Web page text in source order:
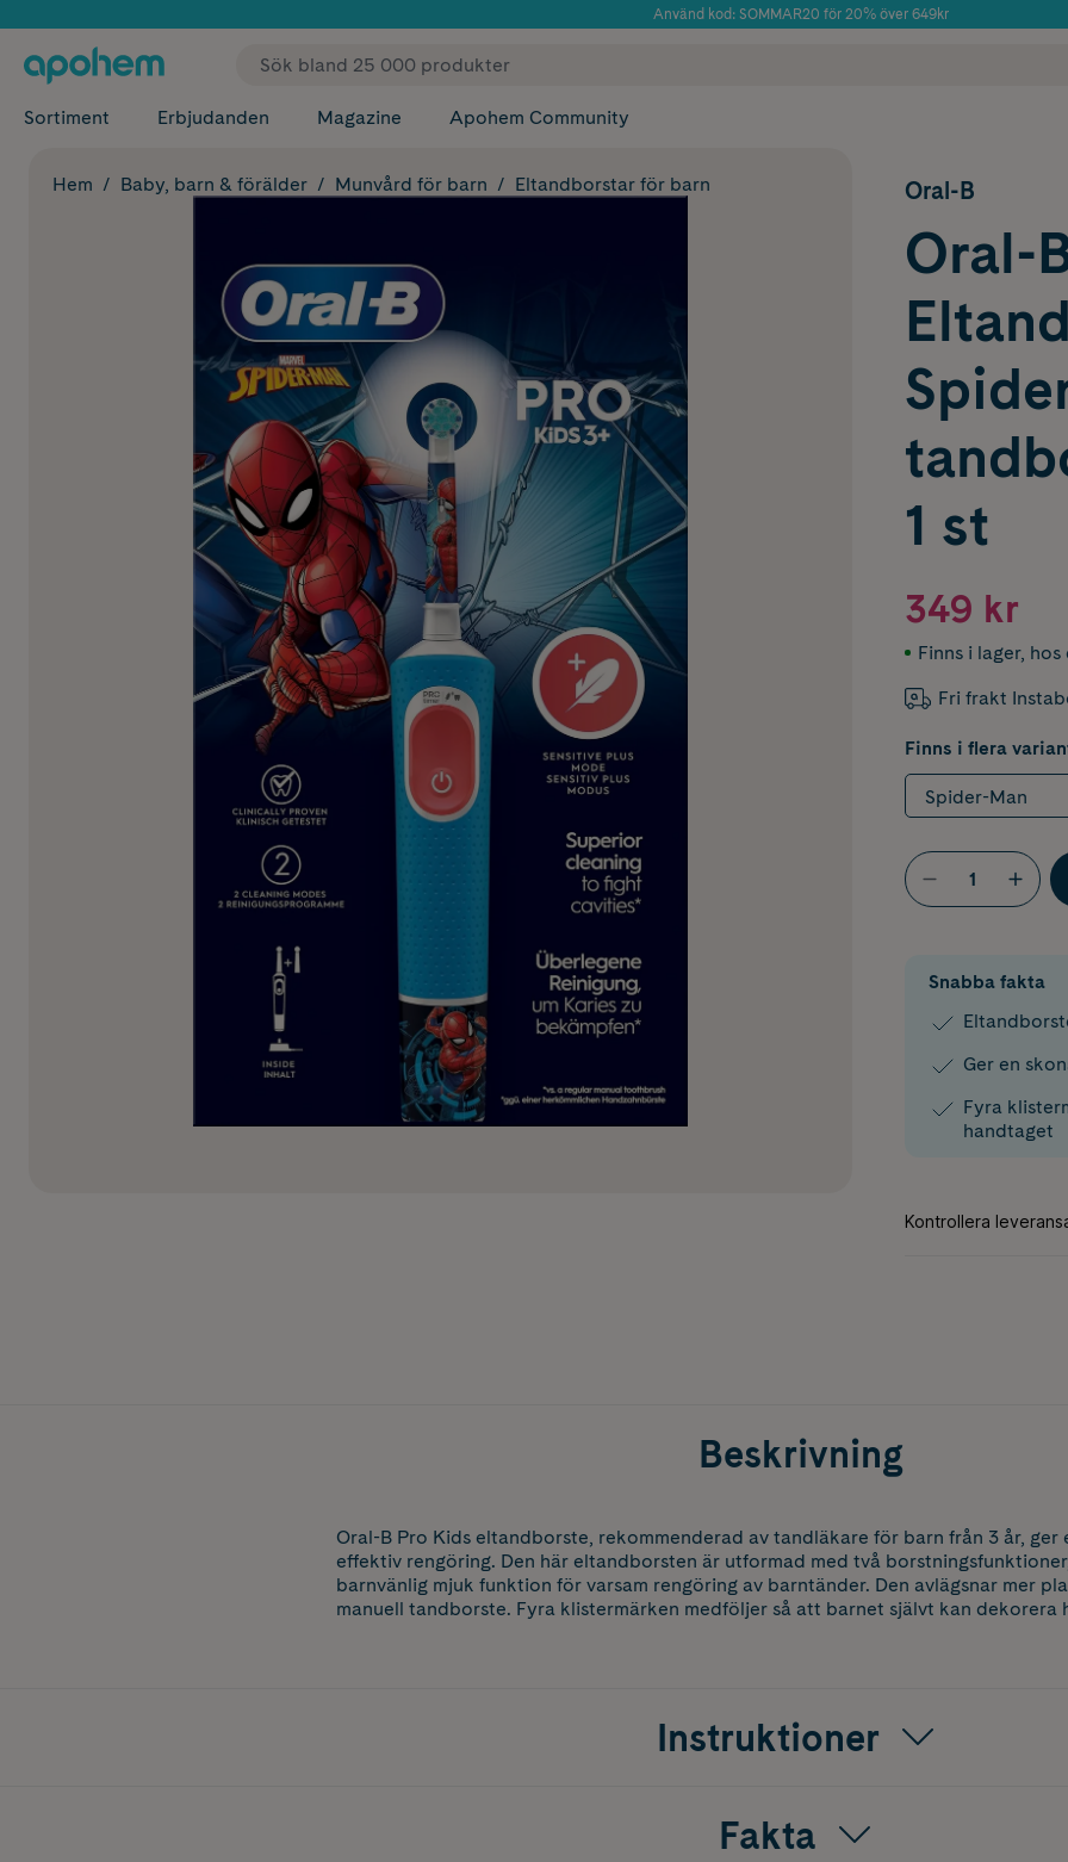
Använd kod: SOMMAR20 för 20% över 649kr
✓ Fri frakt
Sortiment Erbjudanden Magazine Apohem Community
Hem Baby, barn & förälder Munvård för barn Eltandborstar för barn Oral-B
Oral-
1 st
349 kr
Finns i lager, hos
Fri frakt
Finns i flera
Spider-Man
Snabba fakta
Ger en
Fyra
handtaget
Beskrivning
Oral-B Pro Kids eltandborste, rekommenderad av tandläkare för barn från 3 år, ger
effektiv rengöring. Den här eltandborsten är utformad med två
barnvänlig mjuk funktion för varsam rengöring av barntänder. Den avlägsnar mer
manuell tandborste. Fyra klistermärken medföljer så att barnet självt kan dekorera
Instruktioner
Fakta